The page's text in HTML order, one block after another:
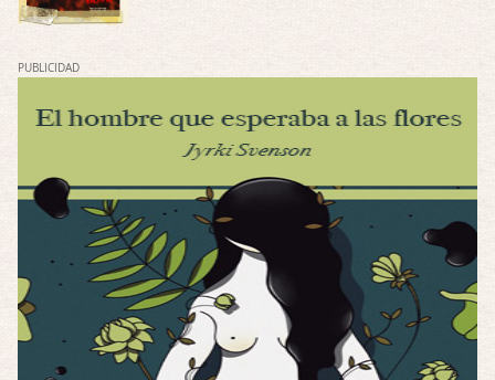
Por: Luar
Por: FrancHis
Posesión Infernal: En Llamas
Por: FrancHis
Yo justo fui a verla ayer al cine y la ver …
Por encima de tu cadáver
Por: Luar
Interesante cuando avanza, le falta algo d …
PUBLICIDAD